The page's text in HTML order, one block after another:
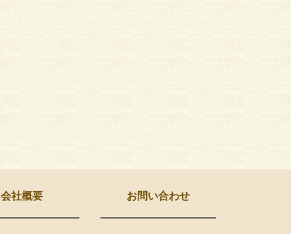
会社概要 お問い合わせ